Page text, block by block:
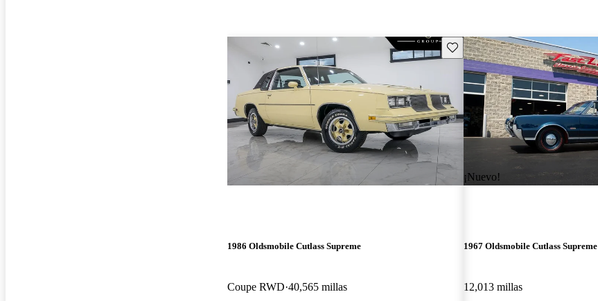
Guarda este Aviso
1986 Oldsmobile Cutlass Supreme
Coupe RWD 40,565 millas
¡Nuevo!
1967 Oldsmobile Cutlass Supreme
12,013 millas